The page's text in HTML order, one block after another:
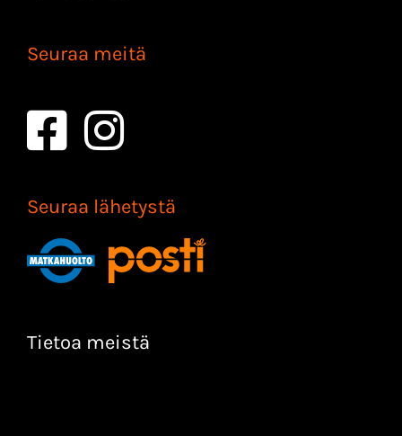
Seuraa meitä
Seuraa lähetystä
Tietoa meistä